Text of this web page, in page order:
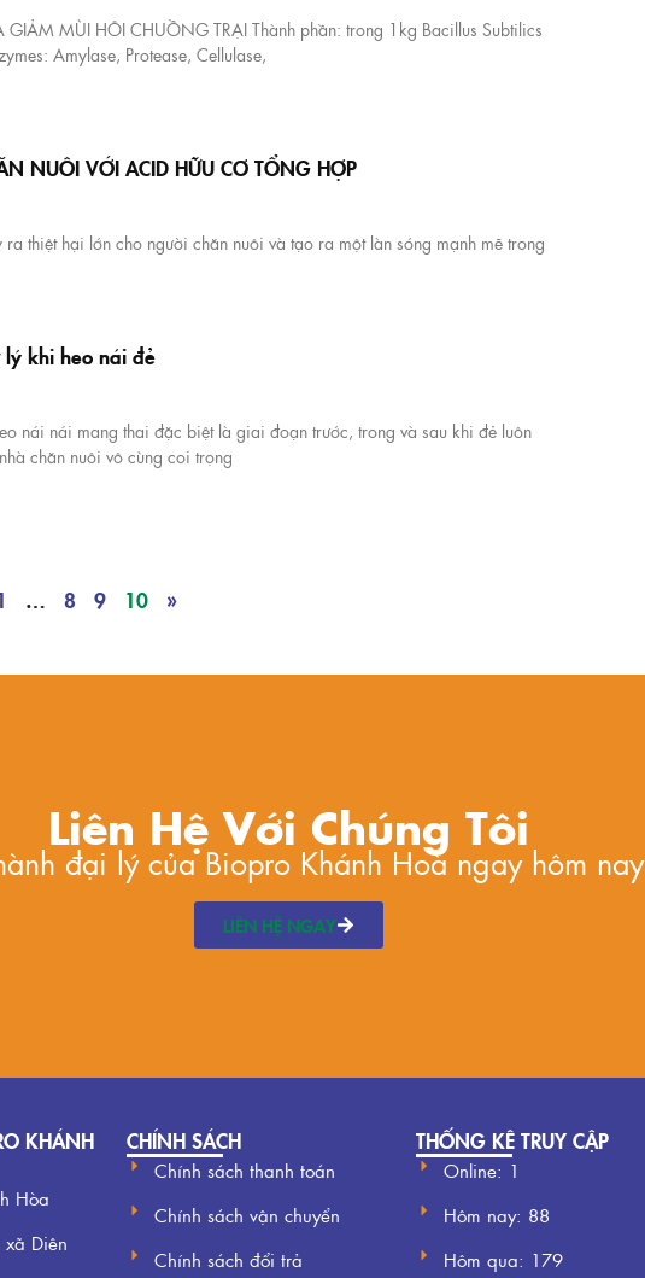
MÙI HÔI CHUỒNG TRẠI Thành phần: trong 1kg Bacillus Subtilics
Amylase, Protease, Cellulase,
NUÔI VỚI ACID HỮU CƠ TỔNG HỢP
thiệt hại lớn cho người chăn nuôi và tạo ra một làn sóng mạnh mẽ trong
lý khi heo nái đẻ
nái nái mang thai đặc biệt là giai đoạn trước, trong và sau khi đẻ luôn
chăn nuôi vô cùng coi trọng
… 8 9 10 »
Liên Hệ Với Chúng Tôi
đại lý của Biopro Khánh Hoà ngay hôm nay
LIÊN HỆ NGAY
KHÁNH
Hòa
Diên
CHÍNH SÁCH
Chính sách thanh toán
Chính sách vận chuyển
Chính sách đổi trả
THỐNG KÊ TRUY CẬP
Online: 1
Hôm nay: 88
Hôm qua: 179